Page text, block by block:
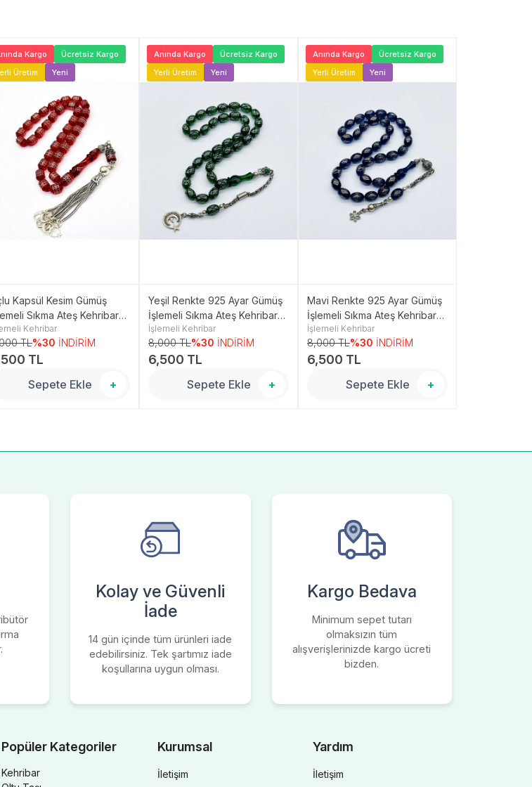
Kargo
Ücretsiz Kargo
Üretim
Yeni
Kapsül Kesim Gümüş
Sıkma Ateş Kehribar
Kehribar
TL%30 İNDİRİM
TL
Sepete Ekle +
Anında Kargo
Ücretsiz Kargo
Yerli Üretim
Yeni
Yeşil Renkte 925 Ayar Gümüş
İşlemeli Sıkma Ateş Kehribar
Tesbih
İşlemeli Kehribar
8,000 TL%30 İNDİRİM
6,500 TL
Sepete Ekle +
Anında Kargo
Ücretsiz Kargo
Yerli Üretim
Yeni
Mavi Renkte 925 Ayar Gümüş
İşlemeli Sıkma Ateş Kehribar
Tesbih
İşlemeli Kehribar
8,000 TL%30 İNDİRİM
6,500 TL
Sepete Ekle +
Kolay ve Güvenli
İade
14 gün içinde tüm ürünleri iade
edebilirsiniz. Tek şartımız iade
koşullarına uygun olması.
Kargo Bedava
Minimum sepet tutarı
olmaksızın tüm
alışverişlerinizde kargo ücreti
bizden.
Popüler Kategoriler
Kehribar
Kurumsal
İletişim
Yardım
İletişim